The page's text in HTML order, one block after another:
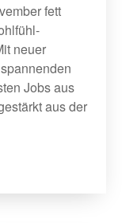
fett
neuer
Jobs aus
aus der